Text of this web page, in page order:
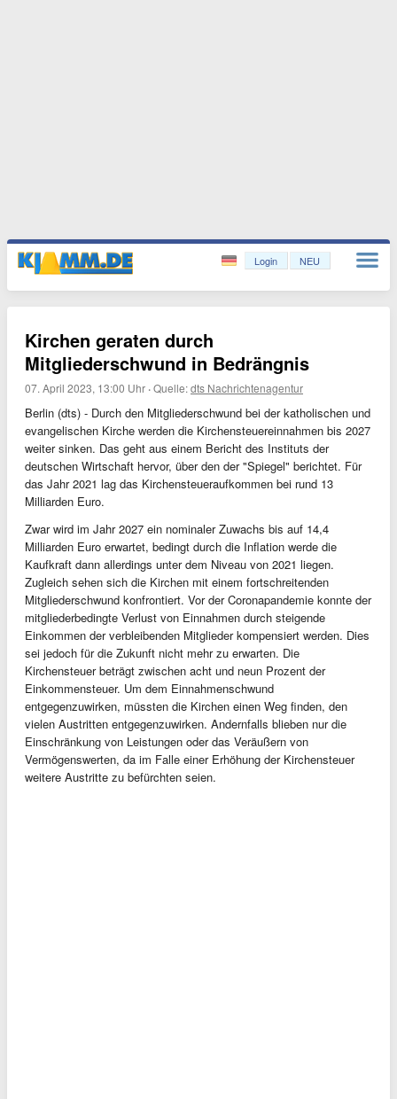
Login NEU
Kirchen geraten durch
Mitgliederschwund in Bedrängnis
07. April 2023, 13:00 Uhr ·Quelle:dts Nachrichtenagentur
Berlin (dts) - Durch den Mitgliederschwund bei der katholischen und
evangelischen Kirche werden die Kirchensteuereinnahmen bis 2027
weiter sinken. Das geht aus einem Bericht des Instituts der
deutschen Wirtschaft hervor, über den der "Spiegel" berichtet. Für
das Jahr 2021 lag das Kirchensteueraufkommen bei rund 13
Milliarden Euro.
Zwar wird im Jahr 2027 ein nominaler Zuwachs bis auf 14,4
Milliarden Euro erwartet, bedingt durch die Inflation werde die
Kaufkraft dann allerdings unter dem Niveau von 2021 liegen.
Zugleich sehen sich die Kirchen mit einem fortschreitenden
Mitgliederschwund konfrontiert. Vor der Coronapandemie konnte der
mitgliederbedingte Verlust von Einnahmen durch steigende
Einkommen der verbleibenden Mitglieder kompensiert werden. Dies
sei jedoch für die Zukunft nicht mehr zu erwarten. Die
Kirchensteuer beträgt zwischen acht und neun Prozent der
Einkommensteuer. Um dem Einnahmenschwund
entgegenzuwirken, müssten die Kirchen einen Weg finden, den
vielen Austritten entgegenzuwirken. Andernfalls blieben nur die
Einschränkung von Leistungen oder das Veräußern von
Vermögenswerten, da im Falle einer Erhöhung der Kirchensteuer
weitere Austritte zu befürchten seien.